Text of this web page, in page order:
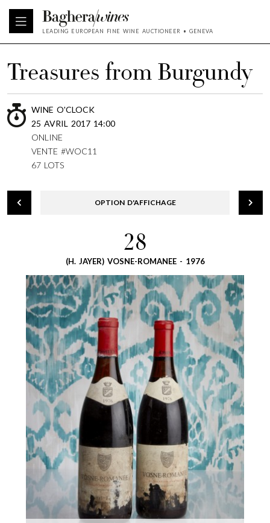
LEADING EUROPEAN FINE WINE AUCTIONEER • GENEVA
Treasures from Burgundy
WINE O'CLOCK
25 AVRIL 2017 14:00
ONLINE
VENTE #WOC11
67 LOTS
OPTION D'AFFICHAGE
28
(H. JAYER) VOSNE-ROMANEE - 1976